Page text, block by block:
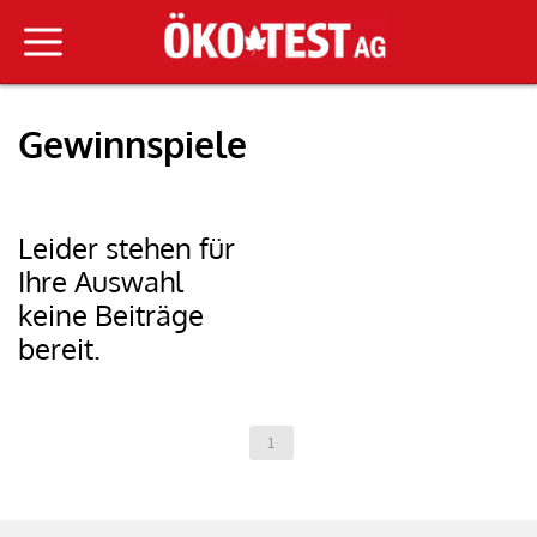
Gewinnspiele
Leider stehen für
Ihre Auswahl
keine Beiträge
bereit.
1